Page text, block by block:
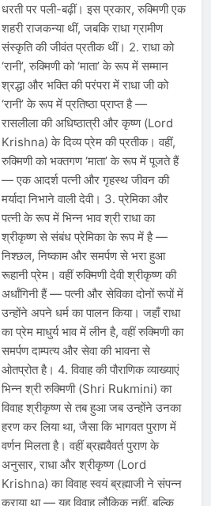
धरती पर पली-बढ़ीं। इस प्रकार, रुक्मिणी एक
शहरी राजकन्या थीं, जबकि राधा ग्रामीण
संस्कृति की जीवंत प्रतीक थीं। 2. राधा को
‘रानी’, रुक्मिणी को ‘माता’ के रूप में सम्मान
श्रद्धा और भक्ति की परंपरा में राधा जी को
‘रानी’ के रूप में प्रतिष्ठा प्राप्त है —
रासलीला की अधिष्ठात्री और कृष्ण (Lord
Krishna) के दिव्य प्रेम की प्रतीक। वहीं,
रुक्मिणी को भक्तगण ‘माता’ के रूप में पूजते हैं
— एक आदर्श पत्नी और गृहस्थ जीवन की
मर्यादा निभाने वाली देवी। 3. प्रेमिका और
पत्नी के रूप में भिन्न भाव श्री राधा का
श्रीकृष्ण से संबंध प्रेमिका के रूप में है —
निश्छल, निष्काम और समर्पण से भरा हुआ
रूहानी प्रेम। वहीं रुक्मिणी देवी श्रीकृष्ण की
अर्धांगिनी हैं — पत्नी और सेविका दोनों रूपों में
उन्होंने अपने धर्म का पालन किया। जहाँ राधा
का प्रेम माधुर्य भाव में लीन है, वहीं रुक्मिणी का
समर्पण दाम्पत्य और सेवा की भावना से
ओतप्रोत है। 4. विवाह की पौराणिक व्याख्याएं
भिन्न श्री रुक्मिणी (Shri Rukmini) का
विवाह श्रीकृष्ण से तब हुआ जब उन्होंने उनका
हरण कर लिया था, जैसा कि भागवत पुराण में
वर्णन मिलता है। वहीं ब्रह्मवैवर्त पुराण के
अनुसार, राधा और श्रीकृष्ण (Lord
Krishna) का विवाह स्वयं ब्रह्माजी ने संपन्न
कराया था — यह विवाह लौकिक नहीं, बल्कि